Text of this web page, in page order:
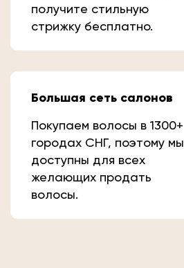
получите стильную
стрижку бесплатно.
Большая сеть салонов
Покупаем волосы в 1300+
городах СНГ, поэтому мы
доступны для всех
желающих продать
волосы.